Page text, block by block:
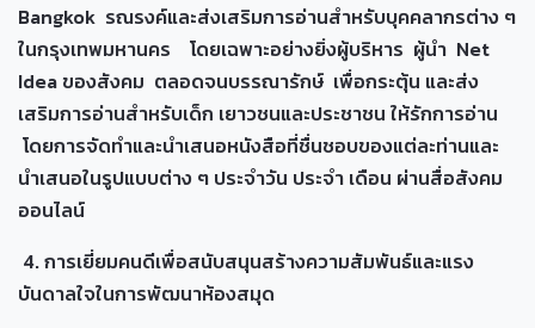
Bangkok รณรงค์และส่งเสริมการอ่านสำหรับบุคคลากรต่าง ๆ
ในกรุงเทพมหานคร โดยเฉพาะอย่างยิ่งผู้บริหาร ผู้นำ Net
Idea ของสังคม ตลอดจนบรรณารักษ์ เพื่อกระตุ้น และส่ง
เสริมการอ่านสำหรับเด็ก เยาวชนและประชาชน ให้รักการอ่าน
โดยการจัดทำและนำเสนอหนังสือที่ชื่นชอบของแต่ละท่านและ
นำเสนอในรูปแบบต่าง ๆ ประจำวัน ประจำ เดือน ผ่านสื่อสังคม
ออนไลน์
4. การเยี่ยมคนดีเพื่อสนับสนุนสร้างความสัมพันธ์และแรง
บันดาลใจในการพัฒนาห้องสมุด